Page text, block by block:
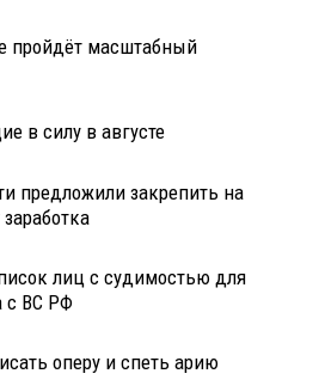
пройдёт масштабный
в силу в августе
предложили закрепить на
лиц с судимостью для
с ВС РФ
оперу и спеть арию